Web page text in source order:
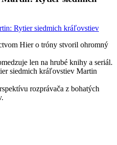
Hier o tróny stvoril ohromný
len na hrubé knihy a seriál.
siedmich kráľovstiev Martin
rozprávača z bohatých